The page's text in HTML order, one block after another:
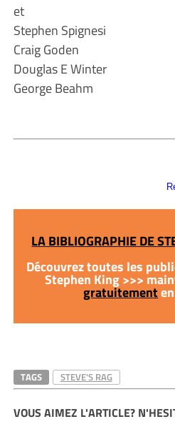
et
Stephen Spignesi
Craig Goden
Douglas E Winter
George Beahm
LA BIBLIOGRAPHIE DE
Découvrez toutes les
Stephen King >>>
gratuitement
TAGS STEVE'S RAG
VOUS AIMEZ L'ARTICLE?